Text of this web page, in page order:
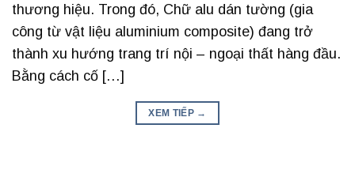
thương hiệu. Trong đó, Chữ alu dán tường (gia
công từ vật liệu aluminium composite) đang trở
thành xu hướng trang trí nội – ngoại thất hàng đầu.
Bằng cách cố […]
XEM TIẾP →